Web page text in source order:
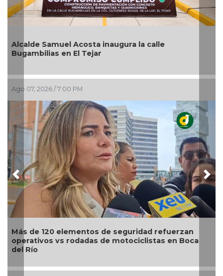
Acosta inaugura la calle
en El Tejar
PM
elementos de seguridad refuerzan
rodadas de motociclistas en Boca
Pedro de
turismo,
Previous